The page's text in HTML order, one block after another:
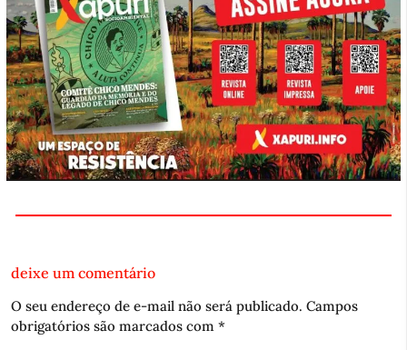
deixe um comentário
O seu endereço de e-mail não será publicado. Campos
obrigatórios são marcados com *